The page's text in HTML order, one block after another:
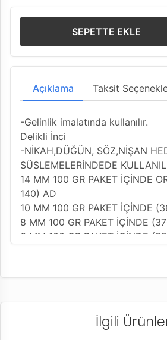
SEPETTE EKLE
Açıklama Taksit
-Gelinlik imalatında kullanılır.
Delikli İnci
-NİKAH,DÜĞÜN, SÖZ,NİŞAN
SÜSLEMELERİNDEDE
14 MM 100 GR PAKET İÇİNDE
140) AD
10 MM 100 GR PAKET İÇİNDE
8 MM 100 GR PAKET İÇİNDE
6 MM 100 GR PAKET İÇİNDE
ARASINDA ÇIKMAKTADIR.
İlgili